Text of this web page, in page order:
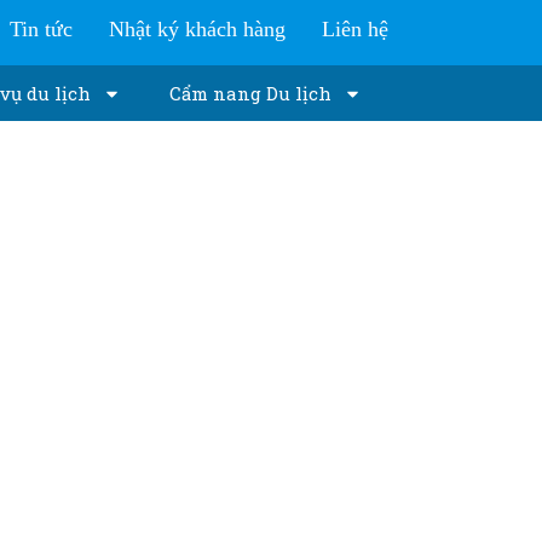
Tin tức Nhật ký khách hàng Liên hệ
du lịch Cẩm nang Du lịch